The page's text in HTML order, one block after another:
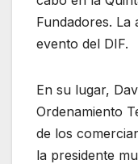
Fundadores.
evento del DIF.
En su lugar,
Ordenamiento
de los
la presidente